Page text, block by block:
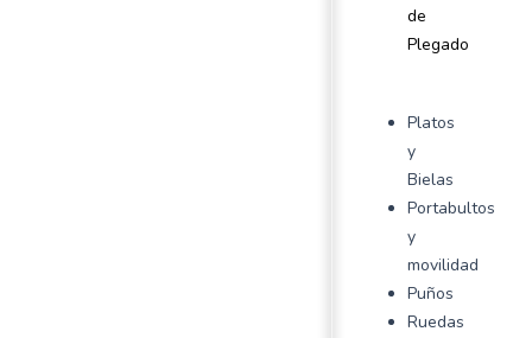
de
Plegado
Platos
y
Bielas
Portabultos
y
movilidad
Puños
Ruedas